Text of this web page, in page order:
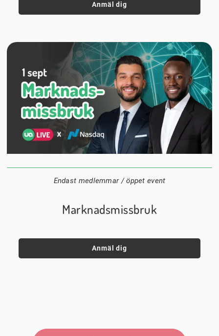
Anmäl dig
1 september
18:00
Digitalt
Endast medlemmar / öppet event
Marknadsmissbruk
Anmäl dig